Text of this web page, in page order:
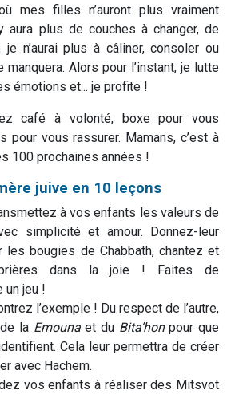
mes filles n’auront plus vraiment
aura plus de couches à changer, de
n’aurai plus à câliner, consoler ou
manquera. Alors pour l’instant, je lutte
émotions et... je profite !
café à volonté, boxe pour vous
pour vous rassurer. Mamans, c’est à
100 prochaines années !
juive en 10 leçons
à vos enfants les valeurs de
simplicité et amour. Donnez-leur
les bougies de Chabbath, chantez et
dans la joie ! Faites de
un jeu !
l’exemple ! Du respect de l’autre,
la Emounaet du Bita’honpour que
Cela leur permettra de créer
avec Hachem.
vos enfants à réaliser des Mitsvot